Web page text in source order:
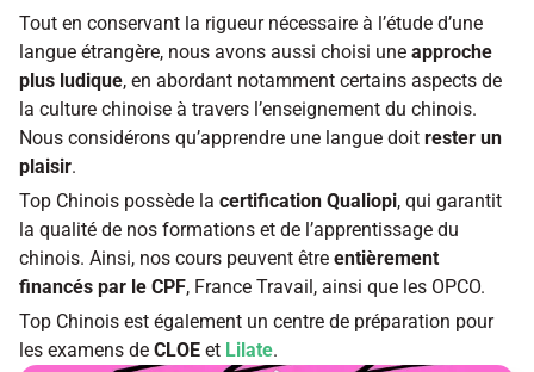
Tout en conservant la rigueur nécessaire à l’étude d’une
langue étrangère, nous avons aussi choisi une approche
plus ludique, en abordant notamment certains aspects de
la culture chinoise à travers l’enseignement du chinois.
Nous considérons qu’apprendre une langue doit rester un
plaisir.
Top Chinois possède la certification Qualiopi, qui garantit
la qualité de nos formations et de l’apprentissage du
chinois. Ainsi, nos cours peuvent être entièrement
financés par le CPF, France Travail, ainsi que les OPCO.
Top Chinois est également un centre de préparation pour
les examens de CLOE et Lilate.